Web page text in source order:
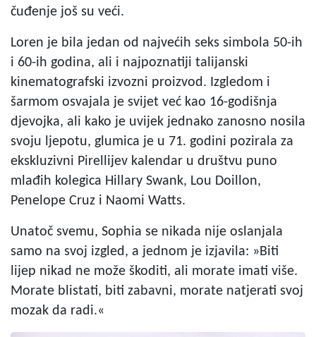
čuđenje još su veći.
Loren je bila jedan od najvećih seks simbola 50-ih
i 60-ih godina, ali i najpoznatiji talijanski
kinematografski izvozni proizvod. Izgledom i
šarmom osvajala je svijet već kao 16-godišnja
djevojka, ali kako je uvijek jednako zanosno nosila
svoju ljepotu, glumica je u 71. godini pozirala za
ekskluzivni Pirellijev kalendar u društvu puno
mlađih kolegica Hillary Swank, Lou Doillon,
Penelope Cruz i Naomi Watts.
Unatoč svemu, Sophia se nikada nije oslanjala
samo na svoj izgled, a jednom je izjavila: »Biti
lijep nikad ne može škoditi, ali morate imati više.
Morate blistati, biti zabavni, morate natjerati svoj
mozak da radi.«